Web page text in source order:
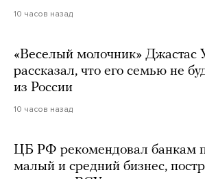
10 часов назад
«Веселый молочник» Джастас
рассказал, что его семью не
из России
10 часов назад
ЦБ РФ рекомендовал банкам
малый и средний бизнес,